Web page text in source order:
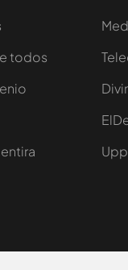
todos